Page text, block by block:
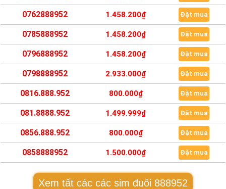
0762888952 1.458.200₫ Đặt mua
0785888952 1.458.200₫ Đặt mua
0796888952 1.458.200₫ Đặt mua
0798888952 2.933.000₫ Đặt mua
0816.888.952 800.000₫ Đặt mua
081.8888.952 1.499.999₫ Đặt mua
0856.888.952 800.000₫ Đặt mua
0858888952 1.500.000₫ Đặt mua
Xem tất các các sim đuôi 888952